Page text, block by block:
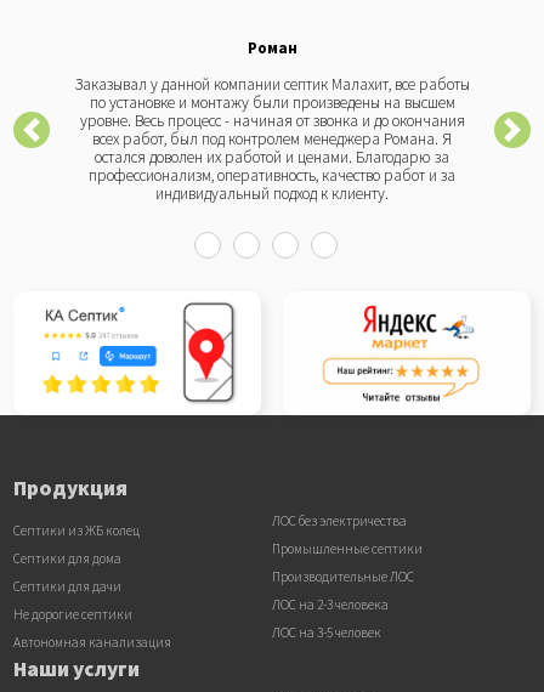
Роман
Заказывал у данной компании септик Малахит, все работы
по установке и монтажу были произведены на высшем
уровне. Весь процесс - начиная от звонка и до окончания
всех работ, был под контролем менеджера Романа. Я
остался доволен их работой и ценами. Благодарю за
профессионализм, оперативность, качество работ и за
индивидуальный подход к клиенту.
Продукция
Септики из ЖБ колец
Септики для дома
Септики для дачи
Не дорогие септики
Автономная канализация
ЛОС без электричества
Промышленные септики
Производительные ЛОС
ЛОС на 2-3 человека
ЛОС на 3-5 человек
Наши услуги